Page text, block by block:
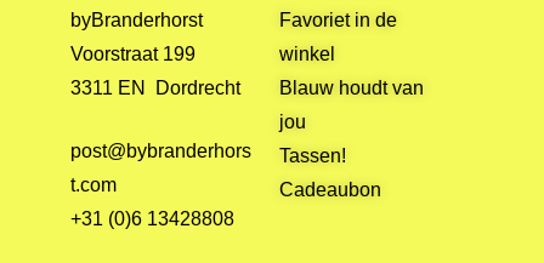
byBranderhorst
Voorstraat 199
3311 EN Dordrecht
post@bybranderhors
t.com
+31 (0)6 13428808
Favoriet in de
winkel
Blauw houdt van
jou
Tassen!
Cadeaubon